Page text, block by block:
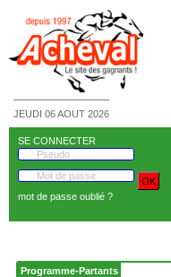
JEUDI 06 AOUT 2026
SE CONNECTER
mot de passe oublié ?
Programme-Partants